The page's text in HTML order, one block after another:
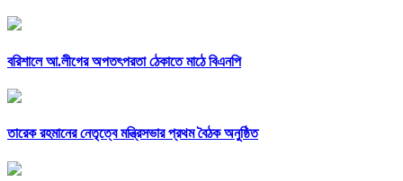
বরিশালে আ.লীগের অপতৎপরতা ঠেকাতে মাঠে বিএনপি
তারেক রহমানের নেতৃত্বে মন্ত্রিসভার প্রথম বৈঠক অনুষ্ঠিত